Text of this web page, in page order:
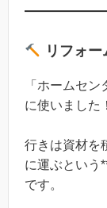
リフォ
「ホームセ
に使いました
行きは資材を
に運ぶという
です。